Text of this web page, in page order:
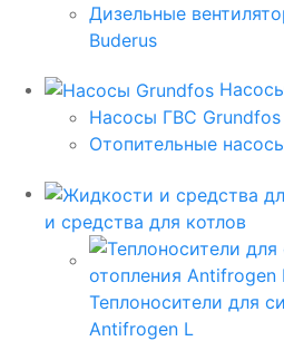
Дизельные
Buderus
Насосы ГВС Grundfos
Отопительные
и средства для котлов
Теплоносители для
Antifrogen L